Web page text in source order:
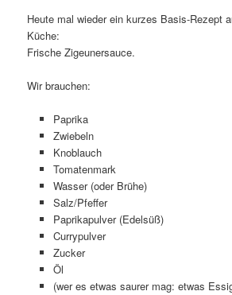
Heute mal wieder ein kurzes Basis-Rezept
Küche:
Frische Zigeunersauce.
Wir brauchen:
Paprika
Zwiebeln
Knoblauch
Tomatenmark
Wasser (oder Brühe)
Salz/Pfeffer
Paprikapulver (Edelsüß)
Currypulver
Zucker
Öl
(wer es etwas saurer mag: etwas